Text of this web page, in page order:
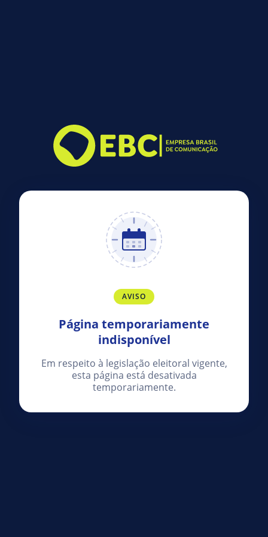
AVISO
Página temporariamente
indisponível
Em respeito à legislação eleitoral vigente,
esta página está desativada
temporariamente.